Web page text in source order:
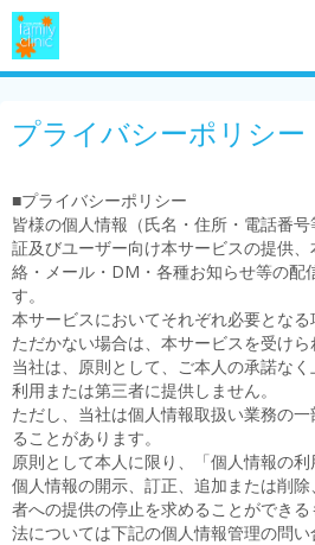
プライバシーポリシー
■プライバシーポリシー
皆様の個人情報（氏名・住所・電話番
証及びユーザー向け本サービスの提供
絡・メール・DM・各種お知らせ等の配
す。
本サービスにおいてそれぞれ必要とな
ただかない場合は、本サービスを受けら
当社は、原則として、ご本人の承諾な
利用または第三者に提供しません。
ただし、当社は個人情報取扱い業務の
ることがあります。
原則として本人に限り、「個人情報の
個人情報の開示、訂正、追加または削
者への提供の停止を求めることができ
法については下記の個人情報管理の問